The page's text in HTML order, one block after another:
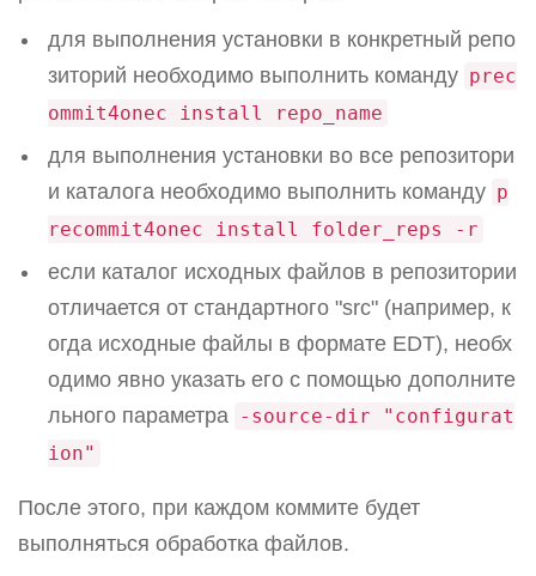
для выполнения установки в конкретный репо
зиторий необходимо выполнить команду prec
ommit4onec install repo_name
для выполнения установки во все репозитори
и каталога необходимо выполнить команду p
recommit4onec install folder_reps -r
если каталог исходных файлов в репозитории
отличается от стандартного "src" (например, к
огда исходные файлы в формате EDT), необх
одимо явно указать его с помощью дополните
льного параметра -source-dir "configurat
ion"
После этого, при каждом коммите будет
выполняться обработка файлов.